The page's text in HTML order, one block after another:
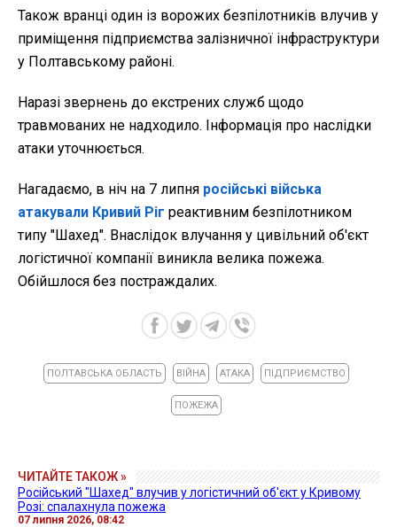
Також вранці один із ворожих безпілотників влучив у
приміщення підприємства залізничної інфраструктури
у Полтавському районі.
Наразі звернень до екстрених служб щодо
травмованих не надходило. Інформація про наслідки
атаки уточнюється.
Нагадаємо, в ніч на 7 липня російські війська
атакували Кривий Ріг реактивним безпілотником
типу "Шахед". Внаслідок влучання у цивільний об'єкт
логістичної компанії виникла велика пожежа.
Обійшлося без постраждалих.
ПОЛТАВСЬКА ОБЛАСТЬ ВІЙНА АТАКА ПІДПРИЄМСТВО
ПОЖЕЖА
ЧИТАЙТЕ ТАКОЖ »
Російський "Шахед" влучив у логістичний об'єкт у Кривому
Розі: спалахнула пожежа
07 липня 2026, 08:42